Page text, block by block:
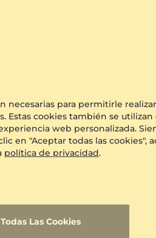
para permitirle
Estas cookies también se
web personalizada.
en "Aceptar todas las
política de privacidad.
Las Cookies